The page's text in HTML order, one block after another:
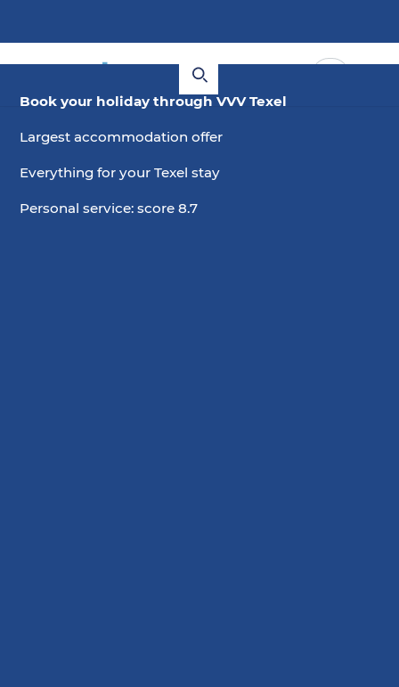
Book your holiday through VVV Texel
Largest accommodation offer
Everything for your Texel stay
Personal service: score 8.7